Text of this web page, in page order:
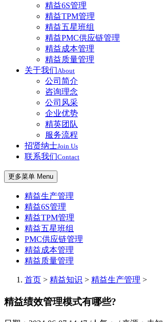
精益6S管理
精益TPM管理
精益五星班组
精益PMC供应链管理
精益成本管理
精益质量管理
关于我们About
公司简介
咨询理念
公司风采
企业优势
精英团队
服务流程
招贤纳士Join Us
联系我们Contact
更多菜单 Menu
精益生产管理
精益6S管理
精益TPM管理
精益五星班组
PMC供应链管理
精益成本管理
精益质量管理
首页 > 精益知识 > 精益生产管理 >
精益绩效管理模式有哪些?